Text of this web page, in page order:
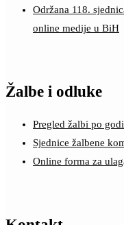
Održana 118.
online medije u BiH
Žalbe i odluke
Pregled žalbi po
Sjednice žalbene
Online forma za